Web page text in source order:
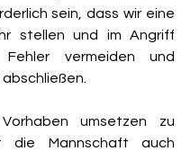
sein, dass wir eine
stellen und im Angriff
Fehler vermeiden und
umsetzen zu
die Mannschaft auch